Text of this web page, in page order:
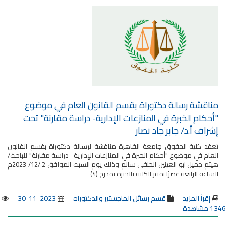
مناقشة رسالة دكتوراة بقسم القانون العام في موضوع
"أحكام الخبرة في المنازعات الإدارية- دراسة مقارنة" تحت
إشراف أ.د/ جابر جاد نصار
تعقد كلية الحقوق جامعة القاهرة مناقشة لرسالة دكتوراة بقسم القانون
العام في موضوع "أحكام الخبرة في المنازعات الإدارية- دراسة مقارنة" للباحث/
هيثم جميل ابو العينين الحنفي سالم وذلك يوم السبت الموافق 2 /12/ 2023م
الساعة الرابعة عصرًا بمقر الكلية بالجيزة بمدرج (4)
إقرأ المزيد قسم رسائل الماجستير والدكتوراه 2023-11-30
1346 مشاهدة